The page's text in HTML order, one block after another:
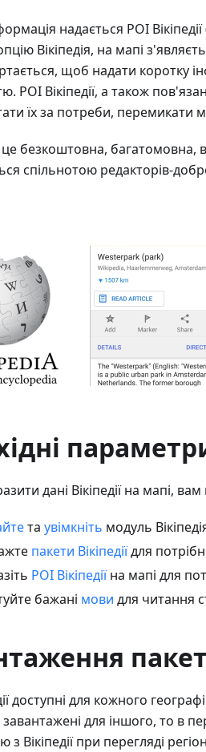
надається POI
Вікіпедія, на мапі
щоб надати коротку
POI Вікіпедії, а також
їх за потреби, перемикати
безкоштовна, багатомовна,
спільнотою редакторів-
дані Вікіпедії на мапі,
та увімкніть модуль
пакети Вікіпедіїдля
POI Вікіпедіїна мапі для
бажані мови для читання
доступні для кожного
завантажені для іншого, то
з Вікіпедії при перегляді